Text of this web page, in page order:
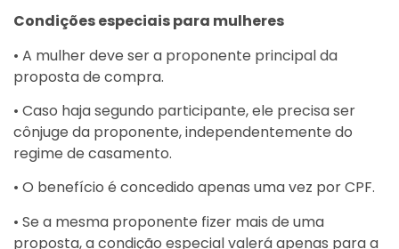
Condições especiais para mulheres
• A mulher deve ser a proponente principal da
proposta de compra.
• Caso haja segundo participante, ele precisa ser
cônjuge da proponente, independentemente do
regime de casamento.
• O benefício é concedido apenas uma vez por CPF.
• Se a mesma proponente fizer mais de uma
proposta, a condição especial valerá apenas para a